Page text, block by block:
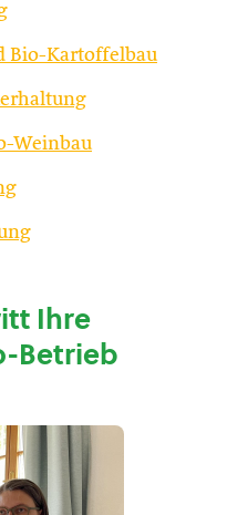
Bio-Kartoffelbau
Weinbau
Ihre
Betrieb